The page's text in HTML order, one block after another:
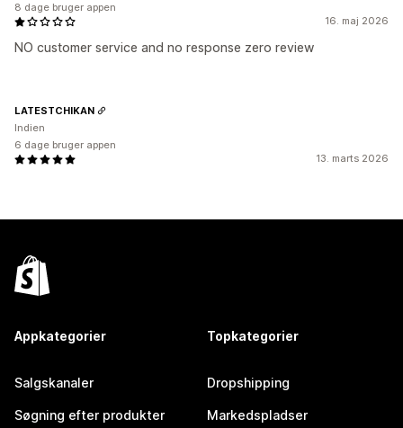
16. maj 2026
NO customer service and no response zero review
8 dage bruger appen
13. marts 2026
LATESTCHIKAN
Indien
6 dage bruger appen
Appkategorier
Salgskanaler
Søgning efter produkter
Topkategorier
Dropshipping
Markedspladser